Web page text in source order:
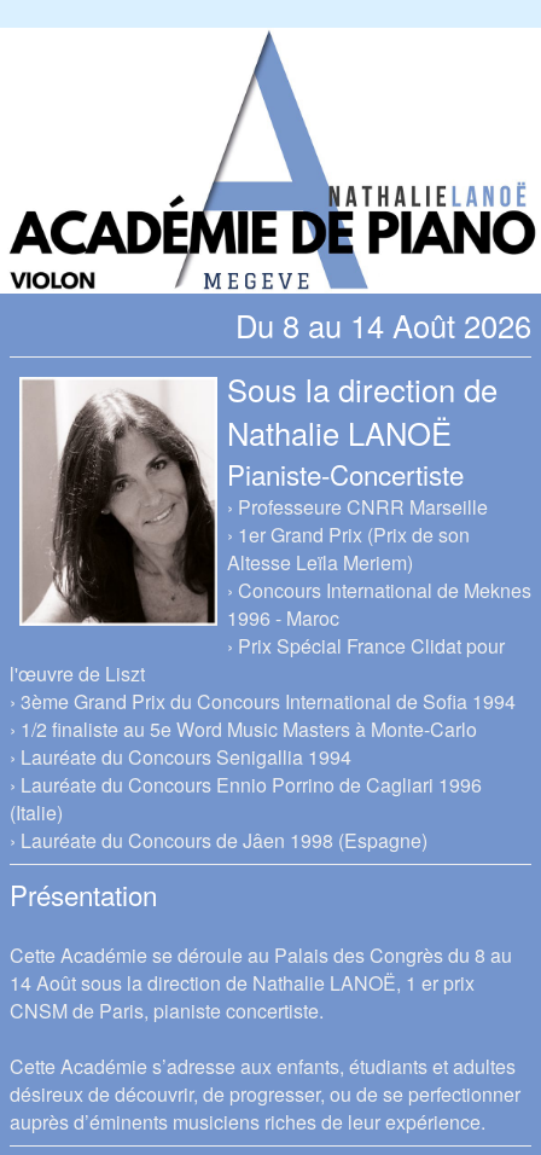
Du 8 au 14 Août 2026
Sous la direction de
Nathalie LANOË
Pianiste-Concertiste
› Professeure CNRR Marseille
› 1er Grand Prix (Prix de son
Altesse Leïla Meriem)
› Concours International de Meknes
1996 - Maroc
› Prix Spécial France Clidat pour
l'œuvre de Liszt
› 3ème Grand Prix du Concours International de Sofia 1994
› 1/2 finaliste au 5e Word Music Masters à Monte-Carlo
› Lauréate du Concours Senigallia 1994
› Lauréate du Concours Ennio Porrino de Cagliari 1996
(Italie)
› Lauréate du Concours de Jâen 1998 (Espagne)
Présentation
Cette Académie se déroule au Palais des Congrès du 8 au
14 Août sous la direction de Nathalie LANOË, 1 er prix
CNSM de Paris, pianiste concertiste.
Cette Académie s’adresse aux enfants, étudiants et adultes
désireux de découvrir, de progresser, ou de se perfectionner
auprès d’éminents musiciens riches de leur expérience.